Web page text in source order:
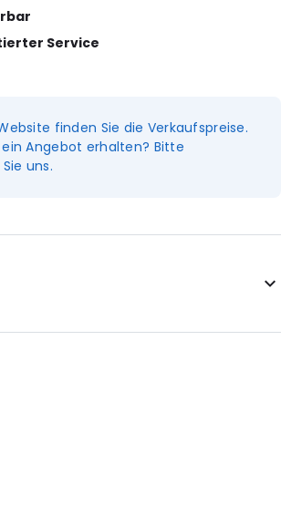
Service
finden Sie die Verkaufspreise.
Angebot erhalten? Bitte
uns.
Extra stark